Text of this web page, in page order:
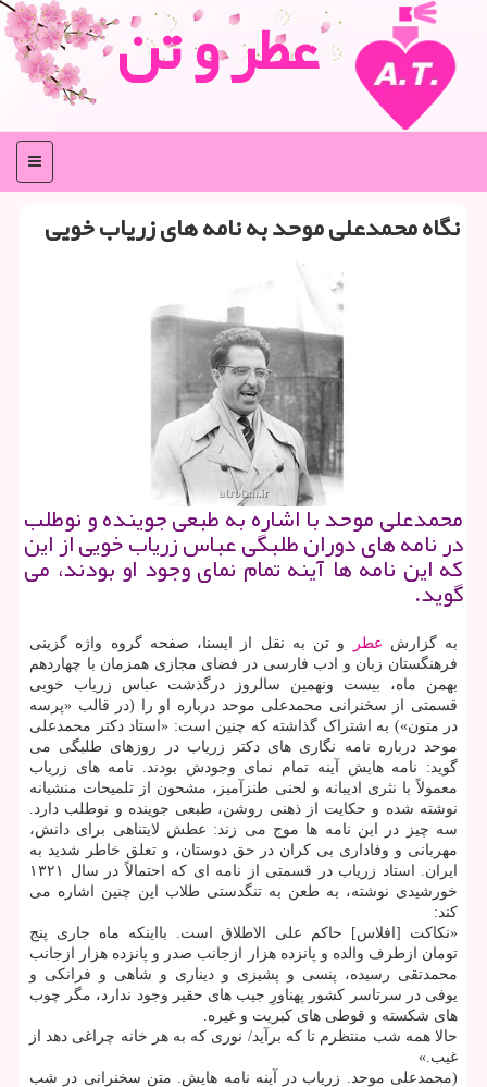
عطر و تن
منو
نگاه محمدعلی موحد به نامه های زریاب خویی
محمدعلی موحد با اشاره به طبعی جوینده و نوطلب
در نامه های دوران طلبگی عباس زریاب خویی از این
که این نامه ها آینه تمام نمای وجود او بودند، می
گوید.
به گزارش عطر
و تن به نقل از ایسنا، صفحه گروه واژه گزینی
فرهنگستان زبان و ادب فارسی در فضای مجازی همزمان با چهاردهم
بهمن ماه، بیست ونهمین سالروز درگذشت عباس زریاب خویی
قسمتی از سخنرانی محمدعلی موحد درباره او را (در قالب «پرسه
در متون») به اشتراک گذاشته که چنین است: «استاد دکتر محمدعلی
موحد درباره نامه نگاری های دکتر زریاب در روزهای طلبگی می
گوید: نامه هایش آینه تمام نمای وجودش بودند. نامه های زریاب
معمولاً با نثری ادیبانه و لحنی طنزآمیز، مشحون از تلمیحات منشیانه
نوشته شده و حکایت از ذهنی روشن، طبعی جوینده و نوطلب دارد.
سه چیز در این نامه ها موج می زند: عطش لایتناهی برای دانش،
مهربانی و وفاداری بی کران در حق دوستان، و تعلق خاطر شدید به
ایران. استاد زریاب در قسمتی از نامه ای که احتمالاً در سال ۱۳۲۱
خورشیدی نوشته، به طعن به تنگدستی طلاب این چنین اشاره می
کند:
«نکاکت [افلاس] حاکم علی الاطلاق است. بااینکه ماه جاری پنج
تومان ازطرف والده و پانزده هزار ازجانب صدر و پانزده هزار ازجانب
محمدتقی رسیده، پنسی و پشیزی و دیناری و شاهی و فرانکی و
یوفی در سرتاسر کشور پهناورِ جیب های حقیر وجود ندارد، مگر چوب
های شکسته و قوطی های کبریت و غیره.
حالا همه شب منتظرم تا که برآید/ نوری که به هر خانه چراغی دهد از
غیب.»
(محمدعلی موحد. زریاب در آینه نامه هایش. متن سخنرانی در شب